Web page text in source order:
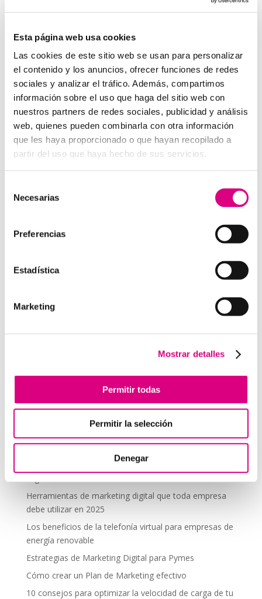
Esta página web usa cookies
Las cookies de este sitio web se usan para personalizar
el contenido y los anuncios, ofrecer funciones de redes
sociales y analizar el tráfico. Además, compartimos
información sobre el uso que haga del sitio web con
nuestros partners de redes sociales, publicidad y análisis
web, quienes pueden combinarla con otra información
que les haya proporcionado o que hayan recopilado a
partir del uso que haya hecho de sus servicios.
Necesarias
Preferencias
Estadística
Marketing
Mostrar detalles
Permitir todas
Permitir la selección
Denegar
System Network, tu operadora de telefonía
virtual en España
que nos permitas estudiar tu caso particular.
Aunque si lo prefieres, puedes enviarnos un correo
electrónico a
virtual@networkes.com
o llamarnos al
900 800 806 .
Tenemos más de
15 años de experiencia en
instalación de sistemas de telefonía virtual.
Gracias a su rápida integración, permite gran
flexibilidad en el aprovisionamiento de servicios, así
como la creación virtual de centrales telefónicas
virtuales dimensionadas a las necesidades de cada
cliente.
Enviar comentario
comentario.
Tendencias actuales en marketing y publicidad que
llamadas
Aplicaciones de Inteligencia Artificial para el Marketing
Herramientas de marketing digital que toda empresa
debe utilizar en 2025
Los beneficios de la telefonía virtual para empresas de
energía renovable
Estrategias de Marketing Digital para Pymes
Cómo crear un Plan de Marketing efectivo
10 consejos para optimizar la velocidad de carga de tu